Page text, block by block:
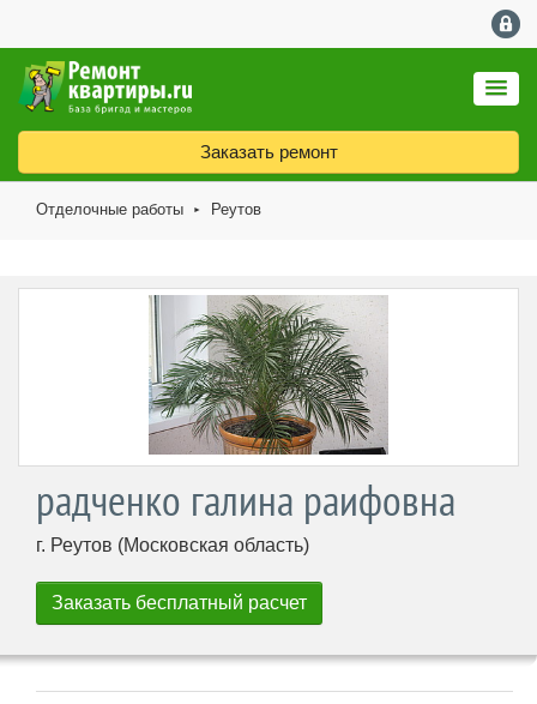
Заказать ремонт
Отделочные работы ► Реутов
радченко галина раифовна
г. Реутов (Московская область)